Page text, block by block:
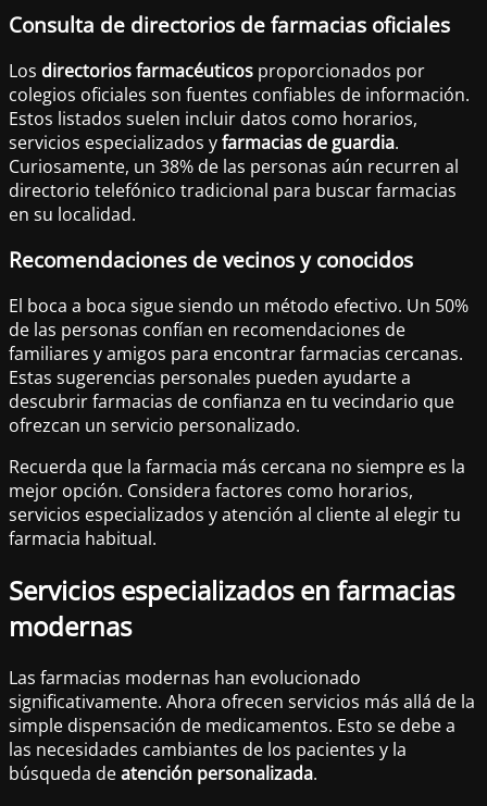
Consulta de directorios de farmacias oficiales
Los directorios farmacéuticos proporcionados por
colegios oficiales son fuentes confiables de información.
Estos listados suelen incluir datos como horarios,
servicios especializados yfarmacias de guardia.
Curiosamente, un 38% de las personas aún recurren al
directorio telefónico tradicional para buscar farmacias
en su localidad.
Recomendaciones de vecinos y conocidos
El boca a boca sigue siendo un método efectivo. Un 50%
de las personas confían en recomendaciones de
familiares y amigos para encontrar farmacias cercanas.
Estas sugerencias personales pueden ayudarte a
descubrir farmacias de confianza en tu vecindario que
ofrezcan un servicio personalizado.
Recuerda que la farmacia más cercana no siempre es la
mejor opción. Considera factores como horarios,
servicios especializados y atención al cliente al elegir tu
farmacia habitual.
Servicios especializados en farmacias
modernas
Las farmacias modernas han evolucionado
significativamente. Ahora ofrecen servicios más allá de la
simple dispensación de medicamentos. Esto se debe a
las necesidades cambiantes de los pacientes y la
búsqueda deatención personalizada.